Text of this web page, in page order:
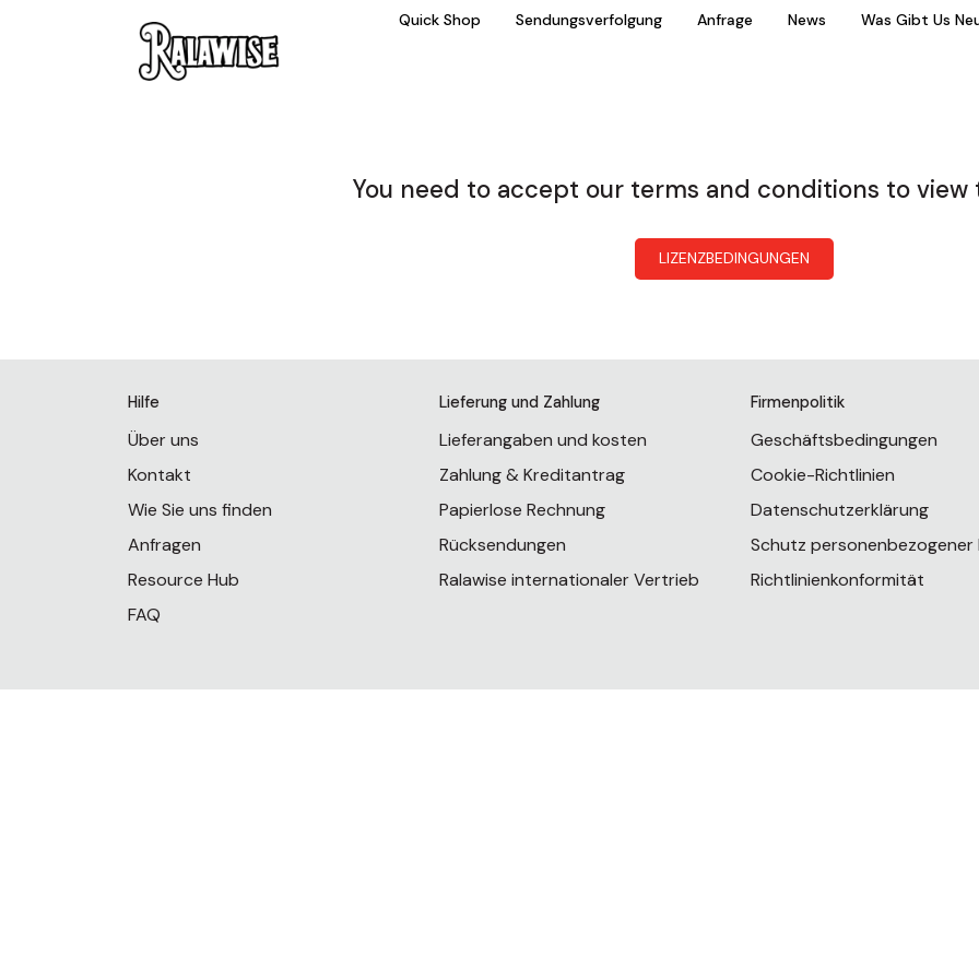
Quick Shop Sendungsverfolgung Anfrage News Was Gibt Us
You need to accept our terms and conditions to
LIZENZBEDINGUNGEN
Hilfe
Über uns
Kontakt
Wie Sie uns finden
Anfragen
Resource Hub
FAQ
Lieferung und Zahlung
Lieferangaben und kosten
Zahlung & Kreditantrag
Papierlose Rechnung
Rücksendungen
Ralawise internationaler Vertrieb
Firmenpolitik
Geschäftsbedingungen
Cookie-Richtlinien
Datenschutzerklärung
Schutz personenbezogener
Richtlinienkonformität